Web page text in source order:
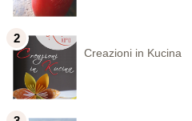
Creazioni in Kucina